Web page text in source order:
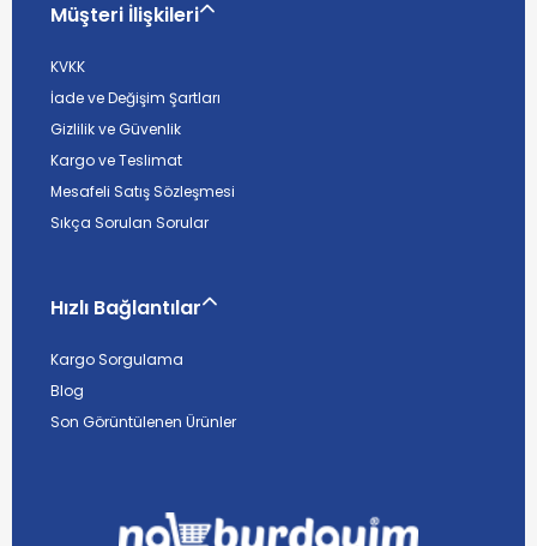
Müşteri İlişkileri
KVKK
İade ve Değişim Şartları
Gizlilik ve Güvenlik
Kargo ve Teslimat
Mesafeli Satış Sözleşmesi
Sıkça Sorulan Sorular
Hızlı Bağlantılar
Kargo Sorgulama
Blog
Son Görüntülenen Ürünler